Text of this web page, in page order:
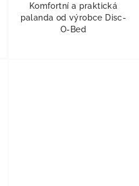
Komfortní a praktická
palanda od výrobce Disc-
O-Bed